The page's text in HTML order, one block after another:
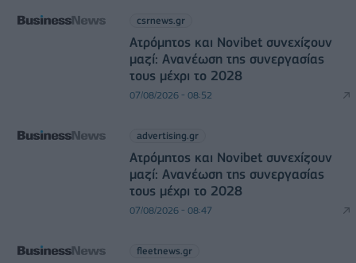
csrnews.gr
Ατρόμητος και Novibet συνεχίζουν
μαζί: Ανανέωση της συνεργασίας
τους μέχρι το 2028
07/08/2026 - 08:52
advertising.gr
Ατρόμητος και Novibet συνεχίζουν
μαζί: Ανανέωση της συνεργασίας
τους μέχρι το 2028
07/08/2026 - 08:47
fleetnews.gr